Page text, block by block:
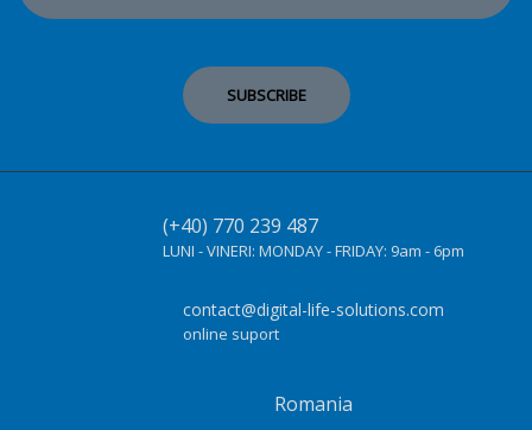
(+40) 770 239 487
LUNI - VINERI: MONDAY - FRIDAY: 9am - 6pm
contact@digital-life-solutions.com
online suport
Romania